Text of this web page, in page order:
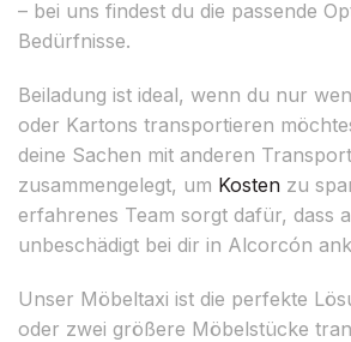
– bei uns findest du die passende
Bedürfnisse.
Beiladung ist ideal, wenn du nur
oder Kartons transportieren
deine Sachen mit anderen
zusammengelegt, um Kosten zu
erfahrenes Team sorgt dafür, dass
unbeschädigt bei dir in Alcorcón
Unser Möbeltaxi ist die perfekte
oder zwei größere Möbelstücke